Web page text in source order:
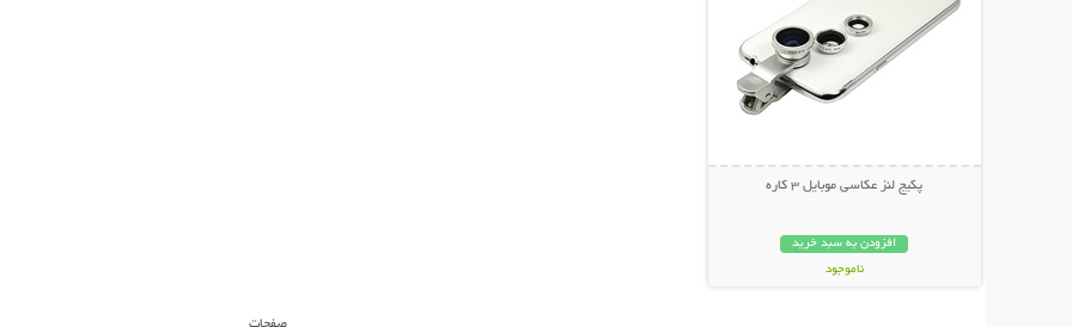
پکیج لنز عکاسی موبایل 3 کاره
افزودن به سبد خرید
ناموجود